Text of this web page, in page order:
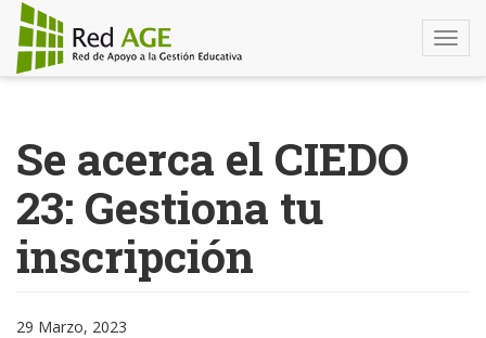
contenido
principal
Se acerca el CIEDO
23: Gestiona tu
inscripción
29 Marzo, 2023